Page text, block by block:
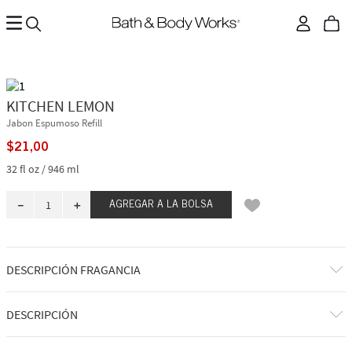
KITCHEN LEMON
Jabon Espumoso Refill
$21,00
32 fl oz / 946 ml
＋
－ AGREGAR A LA BOLSA
DESCRIPCIÓN FRAGANCIA
A qué huele: limpio, brillante, frescura cítrica.
DESCRIPCIÓN